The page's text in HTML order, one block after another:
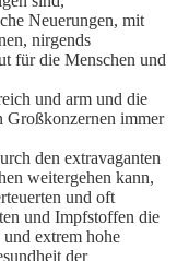
Neuerungen, mit
nirgends
für die Menschen und
und arm und die
immer
den extravaganten
weitergehen kann,
und oft
und Impfstoffen die
und extrem hohe
der